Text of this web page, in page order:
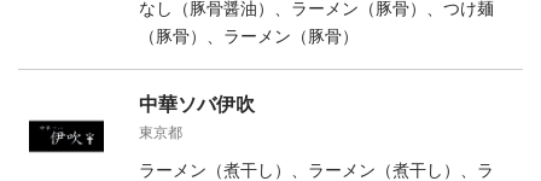
なし（豚骨醤油）、ラーメン（豚骨）、つけ麺
（豚骨）、ラーメン（豚骨）
中華ソバ伊吹
東京都
ラーメン（煮干し）、ラーメン（煮干し）、ラ